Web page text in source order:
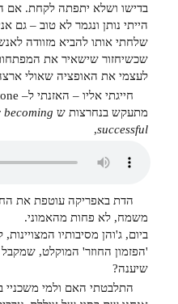
בדישו ושלא יתפתה לקחת. אם
הייתי נותן ונגמר לא טוב – גם
שלחתי אותו להביא מזוודה
שכשיחזור שישאיר את
לעצמי את האופציה שאולי
מתעקש בנחרצות ש becoming
successful
,
הדת באפריקה עוטפת את
משמח, לא פחות מהאמוני.
ביום, ג'והן מסיבותיו
'הפזמון החוזר' המוקלט,
שיענה?
התלבטתי האם ולמי